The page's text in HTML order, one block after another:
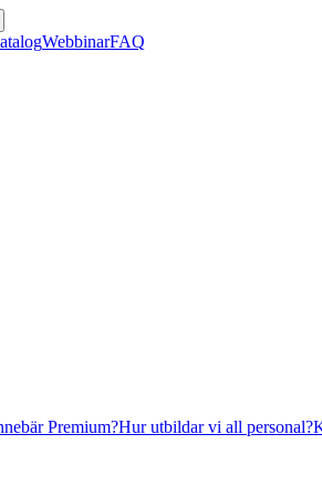
WebbinarFAQ
Premium?Hur utbildar vi all personal?